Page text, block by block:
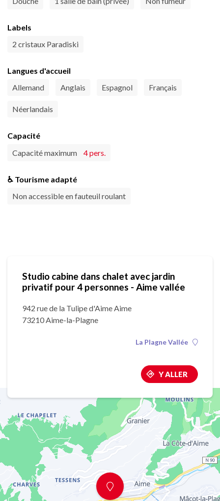
Labels
2 cristaux Paradiski
Langues d'accueil
Allemand
Anglais Espagnol Français
Néerlandais
Capacité
Capacité maximum
4 pers.
♿ Tourisme adapté
Non accessible en fauteuil roulant
Studio cabine dans chalet avec jardin
privatif pour 4 personnes - Aime vallée
942 rue de la Tulipe d'Aime Aime
73210 Aime-la-Plagne
La Plagne Vallée
Y ALLER